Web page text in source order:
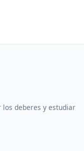
los deberes y estudiar